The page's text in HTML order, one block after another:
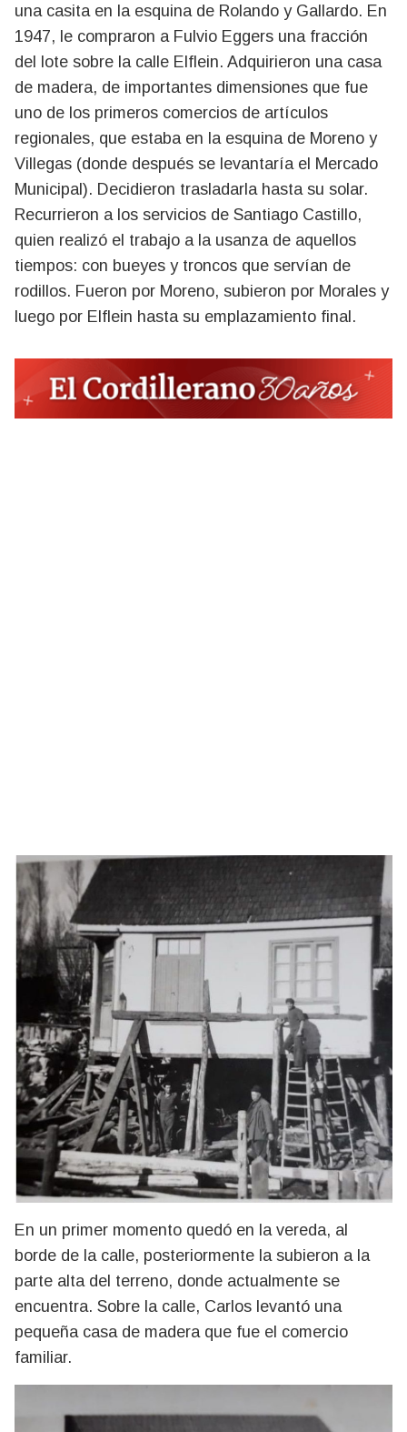
una casita en la esquina de Rolando y Gallardo. En
1947, le compraron a Fulvio Eggers una fracción
del lote sobre la calle Elflein. Adquirieron una casa
de madera, de importantes dimensiones que fue
uno de los primeros comercios de artículos
regionales, que estaba en la esquina de Moreno y
Villegas (donde después se levantaría el Mercado
Municipal). Decidieron trasladarla hasta su solar.
Recurrieron a los servicios de Santiago Castillo,
quien realizó el trabajo a la usanza de aquellos
tiempos: con bueyes y troncos que servían de
rodillos. Fueron por Moreno, subieron por Morales y
luego por Elflein hasta su emplazamiento final.
En un primer momento quedó en la vereda, al
borde de la calle, posteriormente la subieron a la
parte alta del terreno, donde actualmente se
encuentra. Sobre la calle, Carlos levantó una
pequeña casa de madera que fue el comercio
familiar.